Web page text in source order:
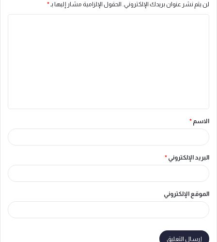
لن يتم نشر عنوان بريدك الإلكتروني. الحقول الإلزامية مشار إليها بـ*
ق
*
الاسم *
البريد الإلكتروني *
الموقع الإلكتروني